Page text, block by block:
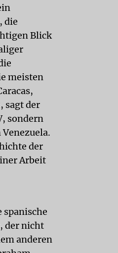
die
Blick
meisten
sagt der
sondern
der
Arbeit
der nicht
anderen